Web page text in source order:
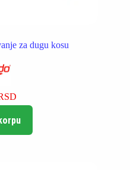
za dugu kosu